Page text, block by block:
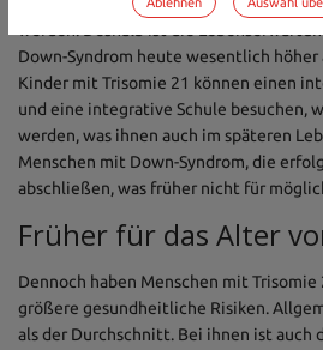
Down-Syndrom heute wesentlich höher
Kinder mit Trisomie 21 können einen
und eine integrative Schule besuchen,
werden, was ihnen auch im späteren
Menschen mit Down-Syndrom, die
abschließen, was früher nicht für
Früher für das Alter
Dennoch haben Menschen mit
größere gesundheitliche Risiken.
als der Durchschnitt. Bei ihnen ist auch